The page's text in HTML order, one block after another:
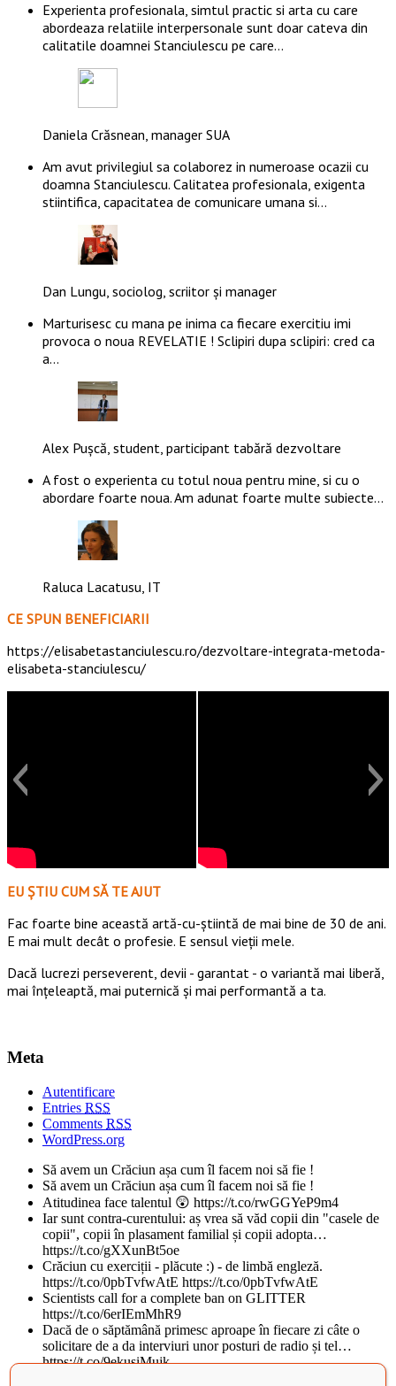
Experienta profesionala, simtul practic si arta cu care
abordeaza relatiile interpersonale sunt doar cateva din
calitatile doamnei Stanciulescu pe care…
Daniela Crăsnean, manager SUA
Am avut privilegiul sa colaborez in numeroase ocazii cu
doamna Stanciulescu. Calitatea profesionala, exigenta
stiintifica, capacitatea de comunicare umana si…
Dan Lungu, sociolog, scriitor și manager
Marturisesc cu mana pe inima ca fiecare exercitiu imi
provoca o noua REVELATIE ! Sclipiri dupa sclipiri: cred ca
a…
Alex Pușcă, student, participant tabără dezvoltare
A fost o experienta cu totul noua pentru mine, si cu o
abordare foarte noua. Am adunat foarte multe subiecte…
Raluca Lacatusu, IT
CE SPUN BENEFICIARII
https://elisabetastanciulescu.ro/dezvoltare-integrata-metoda-
elisabeta-stanciulescu/
EU ȘTIU CUM SĂ TE AJUT
Fac foarte bine această artă-cu-știintă de mai bine de 30 de ani.
E mai mult decât o profesie. E sensul vieții mele.
Dacă lucrezi perseverent, devii - garantat - o variantă mai liberă,
mai înțeleaptă, mai puternică și mai performantă a ta.
Meta
Autentificare
Entries RSS
Comments RSS
WordPress.org
Să avem un Crăciun așa cum îl facem noi să fie !
Să avem un Crăciun așa cum îl facem noi să fie !
Atitudinea face talentul 😲 https://t.co/rwGGYeP9m4
Iar sunt contra-curentului: aș vrea să văd copii din "casele de
copii", copii în plasament familial și copii adopta…
https://t.co/gXXunBt5oe
Crăciun cu exerciții - plăcute :) - de limbă engleză.
https://t.co/0pbTvfwAtE https://t.co/0pbTvfwAtE
Scientists call for a complete ban on GLITTER
https://t.co/6erIEmMhR9
Dacă de o săptămână primesc aproape în fiecare zi câte o
solicitare de a da interviuri unor posturi de radio și tel…
https://t.co/9ekusiMujk